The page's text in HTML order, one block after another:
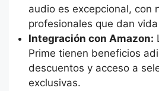
audio es excepcional, con
profesionales que dan
Integración con Amazon:
Prime tienen beneficios
descuentos y acceso a
exclusivas.